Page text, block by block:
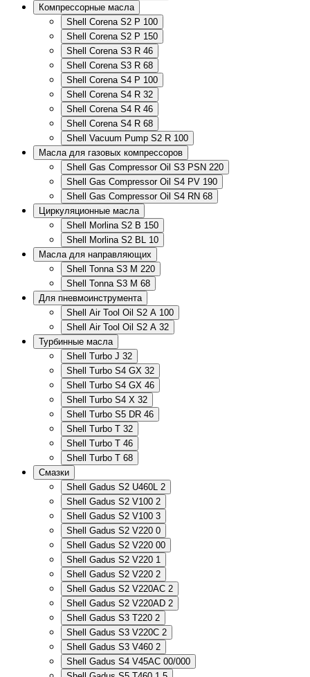
Компрессорные масла
Shell Corena S2 P 100
Shell Corena S2 P 150
Shell Corena S3 R 46
Shell Corena S3 R 68
Shell Corena S4 P 100
Shell Corena S4 R 32
Shell Corena S4 R 46
Shell Corena S4 R 68
Shell Vacuum Pump S2 R 100
Масла для газовых компрессоров
Shell Gas Compressor Oil S3 PSN 220
Shell Gas Compressor Oil S4 PV 190
Shell Gas Compressor Oil S4 RN 68
Циркуляционные масла
Shell Morlina S2 B 150
Shell Morlina S2 BL 10
Масла для направляющих
Shell Tonna S3 M 220
Shell Tonna S3 M 68
Для пневмоинструмента
Shell Air Tool Oil S2 A 100
Shell Air Tool Oil S2 A 32
Турбинные масла
Shell Turbo J 32
Shell Turbo S4 GX 32
Shell Turbo S4 GX 46
Shell Turbo S4 X 32
Shell Turbo S5 DR 46
Shell Turbo T 32
Shell Turbo T 46
Shell Turbo T 68
Смазки
Shell Gadus S2 U460L 2
Shell Gadus S2 V100 2
Shell Gadus S2 V100 3
Shell Gadus S2 V220 0
Shell Gadus S2 V220 00
Shell Gadus S2 V220 1
Shell Gadus S2 V220 2
Shell Gadus S2 V220AC 2
Shell Gadus S2 V220AD 2
Shell Gadus S3 T220 2
Shell Gadus S3 V220C 2
Shell Gadus S3 V460 2
Shell Gadus S4 V45AC 00/000